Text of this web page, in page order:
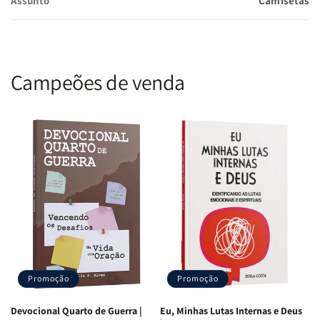
Campeões de venda
Promoção
Devocional Quarto de Guerra |
Promoção
Eu, Minhas Lutas Internas e Deus